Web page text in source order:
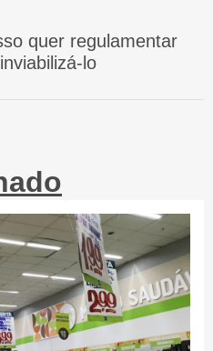
quer regulamentar
lo